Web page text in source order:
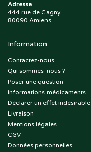
Adresse
444 rue de Cagny
80090 Amiens
Information
Contactez-nous
Qui sommes-nous ?
Poser une question
Informations médicaments
Déclarer un effet indésirable
Livraison
Mentions légales
CGV
Données personnelles